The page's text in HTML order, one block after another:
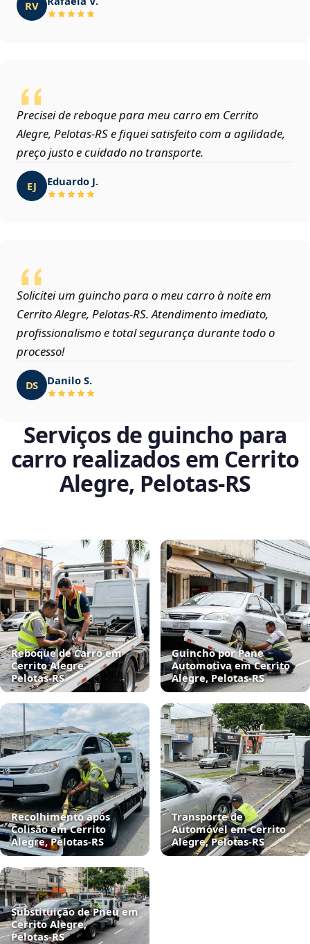
RV
Precisei de reboque para meu carro em Cerrito
Alegre, Pelotas‑RS e fiquei satisfeito com a agilidade,
preço justo e cuidado no transporte.
EJ Eduardo J.
Solicitei um guincho para o meu carro à noite em
Cerrito Alegre, Pelotas‑RS. Atendimento imediato,
profissionalismo e total segurança durante todo o
processo!
DS Danilo S.
Serviços de guincho para
carro realizados em Cerrito
Alegre, Pelotas‑RS
Reboque de Carro em
Cerrito Alegre,
Pelotas‑RS
Guincho por Pane
Automotiva em Cerrito
Alegre, Pelotas‑RS
Recolhimento após
Colisão em Cerrito
Alegre, Pelotas‑RS
Transporte de
Automóvel em Cerrito
Alegre, Pelotas‑RS
Substituição de Pneu em
Cerrito Alegre,
Pelotas‑RS